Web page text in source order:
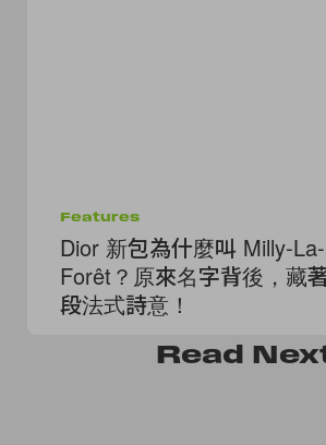
Features
Dior 新包為什麼叫 Milly-La-
Forêt？原來名字背後，藏
段法式詩意！
Read